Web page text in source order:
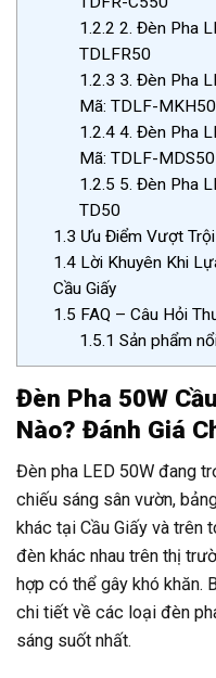
1.2.2 2. Đèn Pha
TDLFR50
1.2.3 3. Đèn Pha
Mã: TDLF-MKH50
1.2.44. Đèn Pha
Mã: TDLF-MDS50
1.2.5 5. Đèn Pha
TD50
1.3 Ưu Điểm Vượt
1.4 Lời Khuyên Khi
Cầu Giấy
1.5 FAQ – Câu Hỏi
1.5.1 Sản phẩm
Đèn Pha 50W
Nào? Đánh Giá
Đèn pha LED 50W đang
chiếu sáng sân vườn,
khác tại Cầu Giấy và trên
đèn khác nhau trên thị
hợp có thể gây khó khăn.
chi tiết về các loại đèn
sáng suốt nhất.